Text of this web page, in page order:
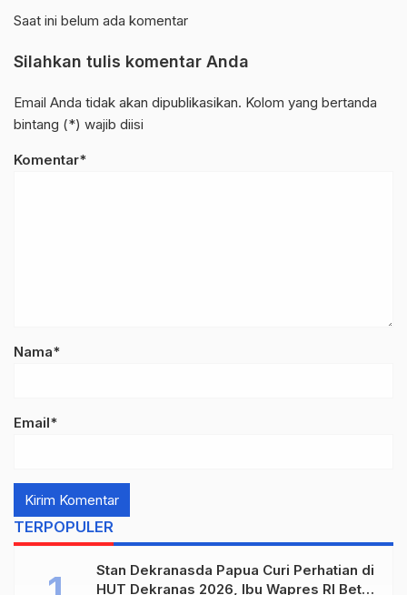
Saat ini belum ada komentar
Silahkan tulis komentar Anda
Email Anda tidak akan dipublikasikan. Kolom yang bertanda
bintang (*) wajib diisi
Komentar*
Nama*
Email*
TERPOPULER
Stan Dekranasda Papua Curi Perhatian di
HUT Dekranas 2026, Ibu Wapres RI Betah